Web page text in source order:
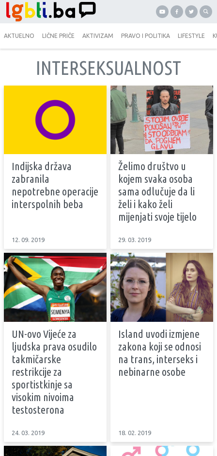
AKTUELNO LIČNE PRIČE AKTIVIZAM PRAVO I POLITIKA LIFESTYLE
INTERSEKSUALNOST
Indijska država
zabranila
nepotrebne operacije
interspolnih beba
12. 09. 2019
Želimo društvo u
kojem svaka osoba
sama odlučuje da li
želi i kako želi
mijenjati svoje tijelo
29. 03. 2019
UN-ovo Vijeće za
ljudska prava osudilo
takmičarske
restrikcije za
sportistkinje sa
visokim nivoima
testosterona
24. 03. 2019
Island uvodi izmjene
zakona koji se odnosi
na trans, interseks i
nebinarne osobe
18. 02. 2019